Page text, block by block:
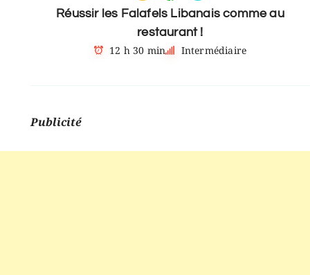
Réussir les Falafels Libanais comme au
restaurant !
12 h 30 min
Intermédiaire
Publicité